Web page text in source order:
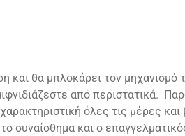
θα μπλοκάρει τον μηχανισμό
από περιστατικά.
όλες τις μέρες
συναίσθημα και ο